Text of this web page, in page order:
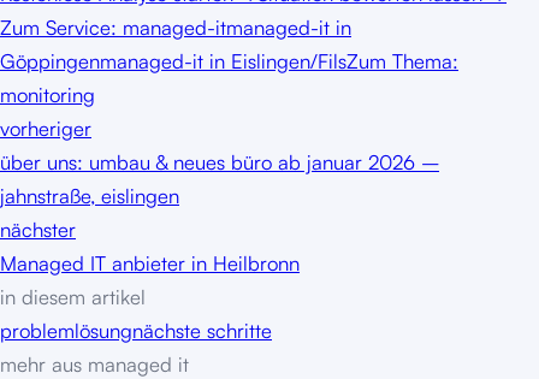
Zum Service: managed-itmanaged-it in
Göppingenmanaged-it in Eislingen/FilsZum Thema:
monitoring
vorheriger
über uns: umbau & neues büro ab januar 2026 –
jahnstraße, eislingen
nächster
Managed IT anbieter in Heilbronn
in diesem artikel
problemlösungnächste schritte
mehr aus managed it